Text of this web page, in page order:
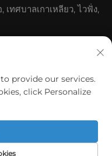
ทศบาลเกาเหลียว, ไวฟั่ง,
Co., Ltd. สงวนสิทธิ์
provide our services.
click Personalize